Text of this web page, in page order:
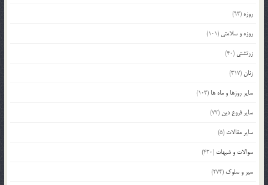
روزه (93)
روزه و سلامتی (101)
زرتشتی (40)
زنان(317)
سایر روزها و ماه ها (103)
سایر فروع دین (72)
سایر مقالات (5)
سوالات و شبهات (420)
سیر و سلوک (274)